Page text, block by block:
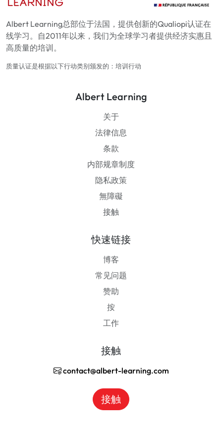
Albert Learning总部位于法国，提供创新的Qualiopi认证在
线学习。自2011年以来，我们为全球学习者提供经济实惠且
高质量的培训。
质量认证是根据以下行动类别颁发的：培训行动
Albert Learning
关于
法律信息
条款
内部规章制度
隐私政策
無障礙
接触
快速链接
博客
常见问题
赞助
按
工作
接触
contact@albert-learning.com
接触